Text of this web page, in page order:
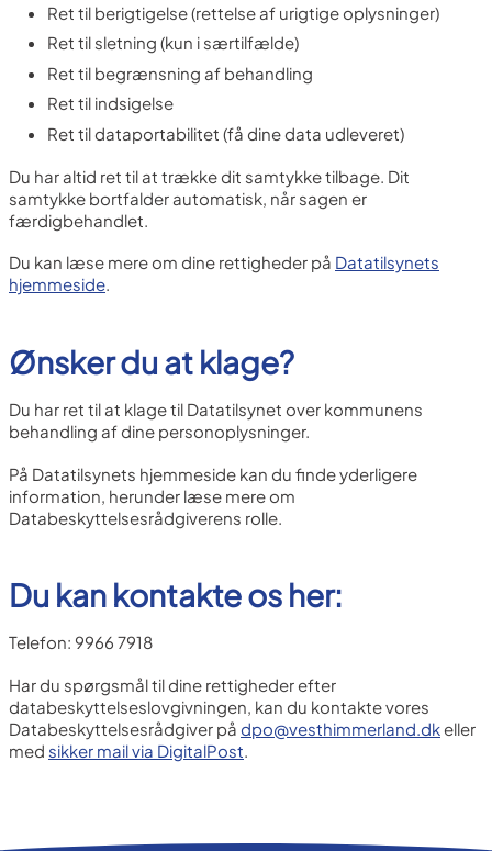
Ret til berigtigelse (rettelse af urigtige oplysninger)
Ret til sletning (kun i særtilfælde)
Ret til begrænsning af behandling
Ret til indsigelse
Ret til dataportabilitet (få dine data udleveret)
Du har altid ret til at trække dit samtykke tilbage. Dit
samtykke bortfalder automatisk, når sagen er
færdigbehandlet.
Du kan læse mere om dine rettigheder på Datatilsynets
hjemmeside.
Ønsker du at klage?
Du har ret til at klage til Datatilsynet over kommunens
behandling af dine personoplysninger.
På Datatilsynets hjemmeside kan du finde yderligere
information, herunder læse mere om
Databeskyttelsesrådgiverens rolle.
Du kan kontakte os her:
Telefon: 9966 7918
Har du spørgsmål til dine rettigheder efter
databeskyttelseslovgivningen, kan du kontakte vores
Databeskyttelsesrådgiver på dpo@vesthimmerland.dkeller
med sikker mail via DigitalPost.